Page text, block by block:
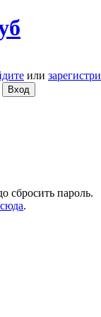
или
сбросить пароль.
сюда.